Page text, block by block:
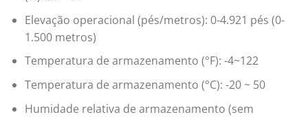
Elevação operacional (pés/metros): 0-4.921 pés (0-
1.500 metros)
Temperatura de armazenamento (°F): -4~122
Temperatura de armazenamento (°C): -20 ~ 50
Humidade relativa de armazenamento (sem